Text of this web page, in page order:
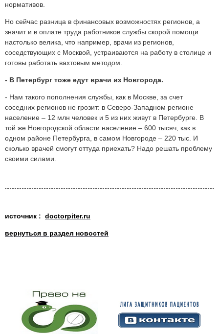
нормативов.
Но сейчас разница в финансовых возможностях регионов, а
значит и в оплате труда работников службы скорой помощи
настолько велика, что например, врачи из регионов,
соседствующих с Москвой, устраиваются на работу в столице и
готовы работать вахтовым методом.
- В Петербург тоже едут врачи из Новгорода.
- Нам такого пополнения службы, как в Москве, за счет
соседних регионов не грозит: в Северо-Западном регионе
население – 12 млн человек и 5 из них живут в Петербурге. В
той же Новгородской области население – 600 тысяч, как в
одном районе Петербурга, в самом Новгороде – 220 тыс. И
сколько врачей смогут оттуда приехать? Надо решать проблему
своими силами.
источник : doctorpiter.ru
вернуться в раздел новостей